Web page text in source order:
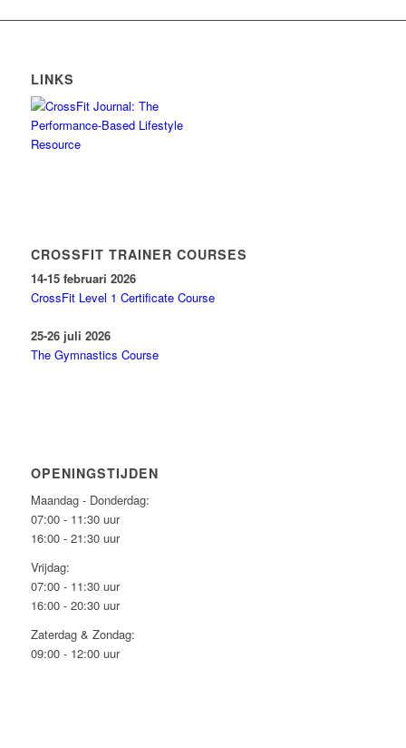
LINKS
CROSSFIT TRAINER COURSES
14-15 februari 2026
CrossFit Level 1 Certificate Course
25-26 juli 2026
The Gymnastics Course
OPENINGSTIJDEN
Maandag - Donderdag:
07:00 - 11:30 uur
16:00 - 21:30 uur
Vrijdag:
07:00 - 11:30 uur
16:00 - 20:30 uur
Zaterdag & Zondag:
09:00 - 12:00 uur